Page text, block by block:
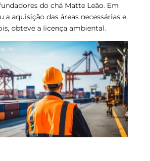
do chá Matte Leão. Em
a aquisição das áreas necessárias e,
obteve a licença ambiental.